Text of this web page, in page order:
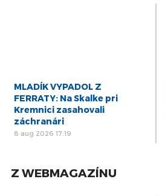
MLADÍK VYPADOL Z
FERRATY: Na Skalke pri
Kremnici zasahovali
záchranári
8 aug 2026 17:19
Z WEBMAGAZÍNU